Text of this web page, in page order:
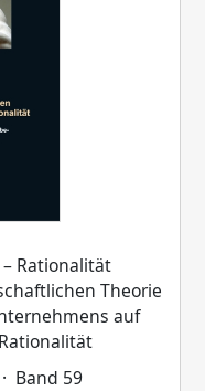
Rationalität
Theorie
auf
· Band 59